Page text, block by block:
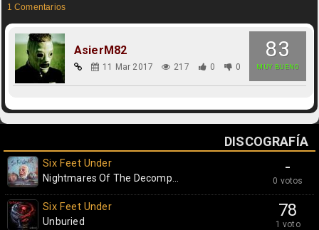
1 Comentarios
83
MUY BUENO
AsierM82
11 Mar 2017 217 0 0
DISCOGRAFÍA
-
0 votos
Six Feet Under
Nightmares Of The Decomp...
78
1 voto
Six Feet Under
Unburied